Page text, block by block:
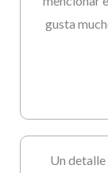
gusta
Un detalle